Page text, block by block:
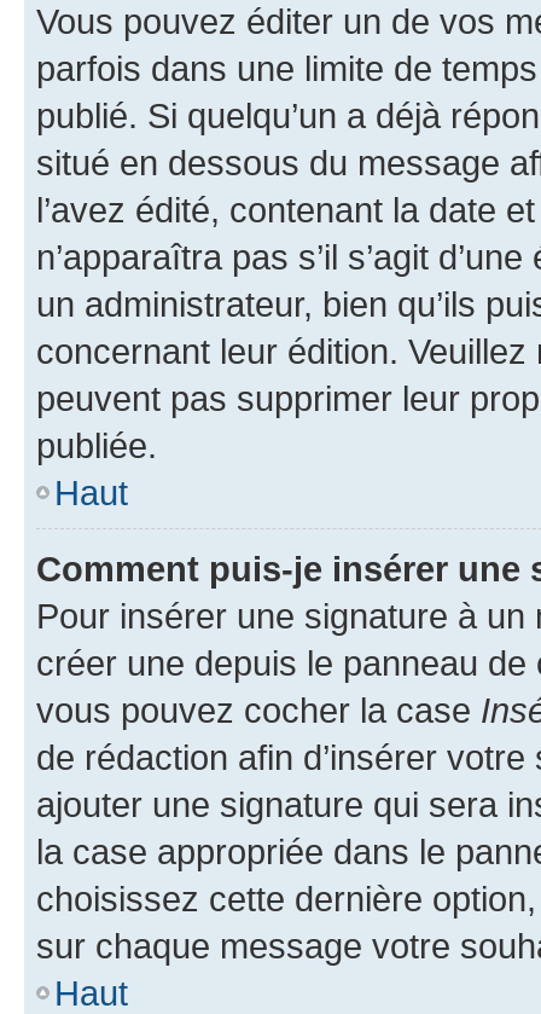
Vous pouvez éditer un de vos
parfois dans une limite de
publié. Si quelqu’un a déjà
situé en dessous du message
l’avez édité, contenant la date
n’apparaîtra pas s’il s’agit
un administrateur, bien qu’ils
concernant leur édition.
peuvent pas supprimer leur
publiée.
Haut
Comment puis-je insérer une
Pour insérer une signature à
créer une depuis le panneau de
vous pouvez cocher la case
de rédaction afin d’insérer
ajouter une signature qui sera
la case appropriée dans le
choisissez cette dernière
sur chaque message votre
Haut